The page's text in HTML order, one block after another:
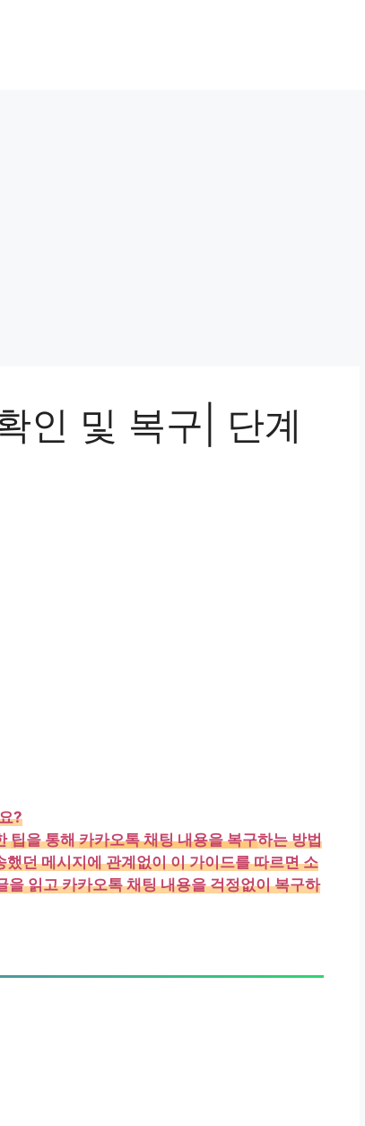
인 및 복구| 단계
?
팁을 통해카카오톡 채팅 내용을 복구하는 방법
읽고 카카오톡 채팅 내용을 걱정없이 복구하